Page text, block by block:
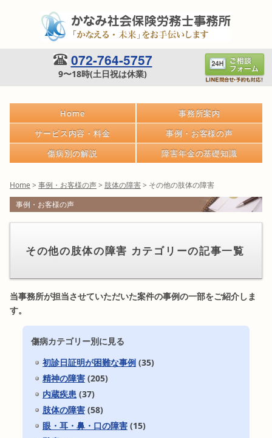
072-764-5757
9〜18時(土日祝は休業)
Home
事務所案内
サービス内容・料金
事例・お客様の声
傷病別の解説
障害年金の基礎知識
Home > 事例・お客様の声> 肢体の障害> その他の肢体の障害
事例・お客様の声
その他の肢体の障害 カテゴリーの記事一覧
当事務所が担当させていただいた案件の事例の一部をご紹介しま
す。
傷病カテゴリー別に見る
初診日証明が困難な事例 (35)
精神の障害 (205)
内蔵疾患 (37)
肢体の障害 (58)
眼・耳・鼻・口の障害 (15)